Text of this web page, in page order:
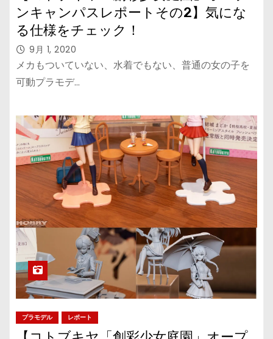
ンキャンパスレポートその2】気にな
る仕様をチェック！
9月 1, 2020
メカもついていない、水着でもない、普通の女の子を
可動プラモデ…
プラモデル レポート